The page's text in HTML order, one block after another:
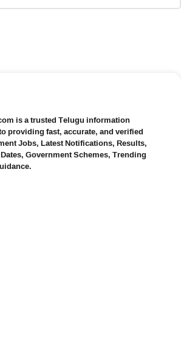
is a trusted Telugu information
providing fast, accurate, and verified
Jobs, Latest Notifications, Results,
Government Schemes, Trending